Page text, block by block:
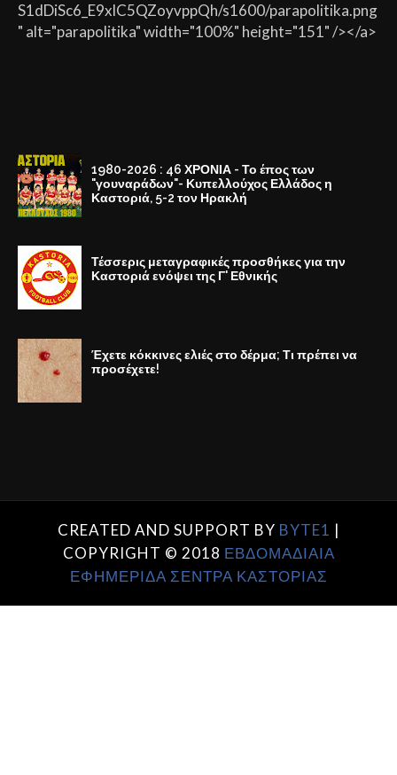
S1dDiSc6_E9xlC5QZoyvppQh/s1600/parapolitika.png
" alt="parapolitika" width="100%" height="151" /></a>
1980-2026 : 46 ΧΡΟΝΙΑ - Το έπος των
"γουναράδων"- Κυπελλούχος Ελλάδος η
Καστοριά, 5-2 τον Ηρακλή
Τέσσερις μεταγραφικές προσθήκες για την
Καστοριά ενόψει της Γ' Εθνικής
Έχετε κόκκινες ελιές στο δέρμα; Τι πρέπει να
προσέχετε!
CREATED AND SUPPORT BY BYTE1 |
COPYRIGHT © 2018 ΕΒΔΟΜΑΔΙΑΙΑ
ΕΦΗΜΕΡΙΔΑ ΣΕΝΤΡΑ ΚΑΣΤΟΡΙΑΣ